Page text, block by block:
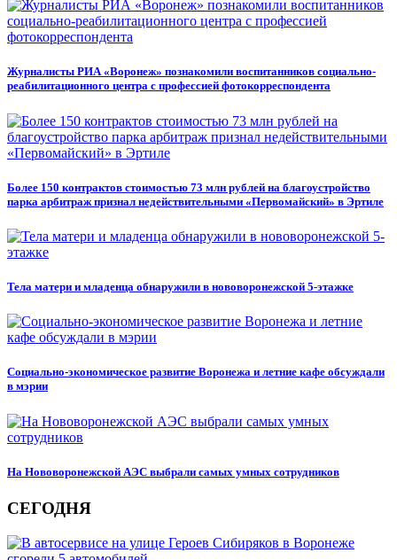
Журналисты РИА «Воронеж» познакомили воспитанников социально-
реабилитационного центра с профессией фотокорреспондента
Более 150 контрактов стоимостью 73 млн рублей на благоустройство
парка арбитраж признал недействительными «Первомайский» в Эртиле
Тела матери и младенца обнаружили в нововоронежской 5-этажке
Социально-экономическое развитие Воронежа и летние кафе обсуждали
в мэрии
На Нововоронежской АЭС выбрали самых умных сотрудников
СЕГОДНЯ